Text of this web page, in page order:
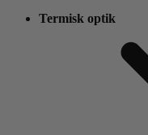
Termisk optik